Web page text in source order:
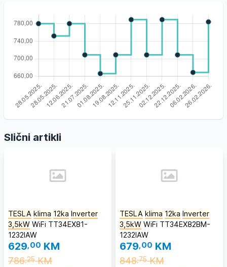
Slični artikli
TESLA klima 12ka Inverter
3,5kW WiFi TT34EX81-
1232IAW
629,00 KM
786,25KM
TESLA klima 12ka Inverter
3,5kW WiFi TT34EX82BM-
1232IAW
679,00 KM
848,75KM